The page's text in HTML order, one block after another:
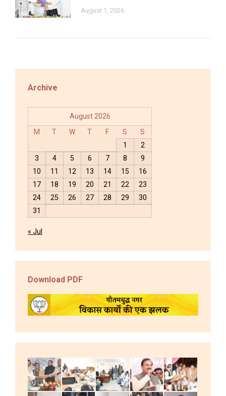
August 1, 2026
Archive
August 2026
M
T W T F S
S
1
2
3
4 5 6 7 8
9
10
11 12 13 14 15
16
17
18 19 20 21 22
23
24
25 26 27 28 29
30
31
« Jul
Download PDF